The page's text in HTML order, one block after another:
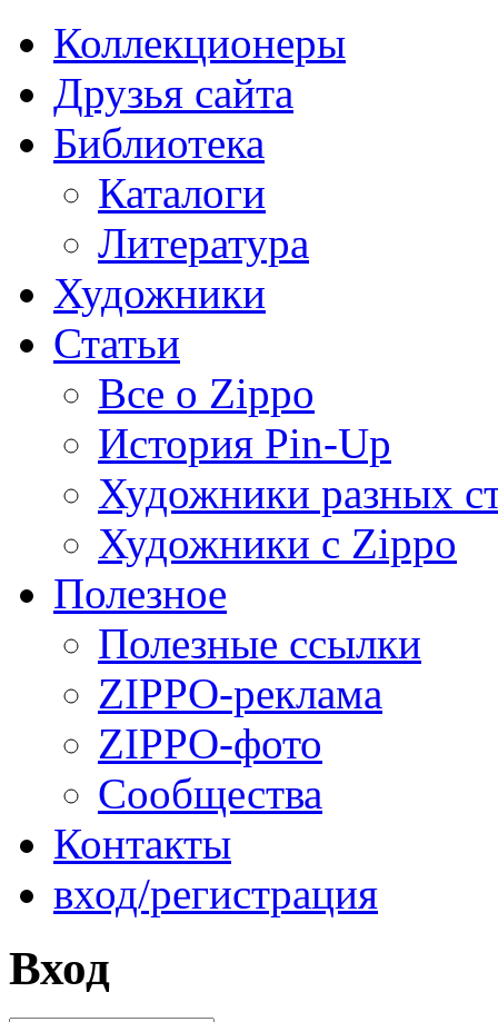
Коллекционеры
Друзья сайта
Библиотека
Каталоги
Литература
Художники
Статьи
Все о Zippo
История Pin-Up
Художники разных
Художники с Zippo
Полезное
Полезные ссылки
ZIPPO-реклама
ZIPPO-фото
Сообщества
Контакты
вход/регистрация
Вход